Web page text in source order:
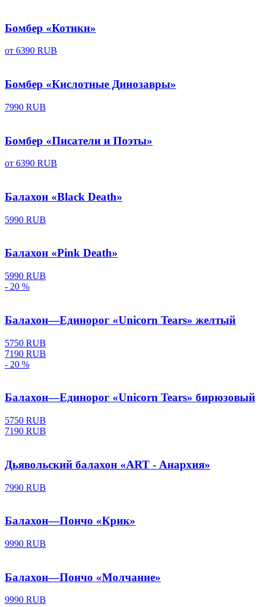
Бомбер «Котики»
от 6390 RUB
Бомбер «Кислотные Динозавры»
7990 RUB
Бомбер «Писатели и Поэты»
от 6390 RUB
Балахон «Black Death»
5990 RUB
Балахон «Pink Death»
5990 RUB
- 20 %
Балахон—Единорог «Unicorn Tears» желтый
5750 RUB
7190 RUB
- 20 %
Балахон—Единорог «Unicorn Tears» бирюзовый
5750 RUB
7190 RUB
Дьявольский балахон «ART - Анархия»
7990 RUB
Балахон—Пончо «Крик»
9990 RUB
Балахон—Пончо «Молчание»
9990 RUB